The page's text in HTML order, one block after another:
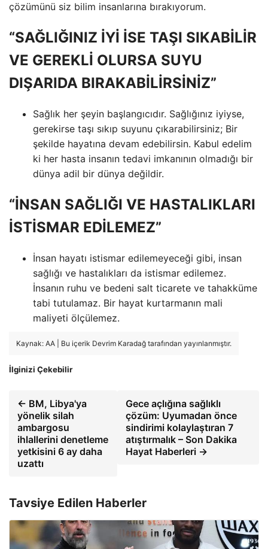
çözümünü siz bilim insanlarına bırakıyorum.
“SAĞLIĞINIZ İYİ İSE TAŞI SIKABİLİR
VE GEREKLİ OLURSA SUYU
DIŞARIDA BIRAKABİLİRSİNİZ”
Sağlık her şeyin başlangıcıdır. Sağlığınız iyiyse,
gerekirse taşı sıkıp suyunu çıkarabilirsiniz; Bir
şekilde hayatına devam edebilirsin. Kabul edelim
ki her hasta insanın tedavi imkanının olmadığı bir
dünya adil bir dünya değildir.
“İNSAN SAĞLIĞI VE HASTALIKLARI
İSTİSMAR EDİLEMEZ”
İnsan hayatı istismar edilemeyeceği gibi, insan
sağlığı ve hastalıkları da istismar edilemez.
İnsanın ruhu ve bedeni salt ticarete ve tahakküme
tabi tutulamaz. Bir hayat kurtarmanın mali
maliyeti ölçülemez.
Kaynak: AA | Bu içerik Devrim Karadağ tarafından yayınlanmıştır.
İlginizi Çekebilir
← BM, Libya'ya
yönelik silah
ambargosu
ihlallerini denetleme
yetkisini 6 ay daha
uzattı
Gece açlığına sağlıklı
çözüm: Uyumadan önce
sindirimi kolaylaştıran 7
atıştırmalık – Son Dakika
Hayat Haberleri →
Tavsiye Edilen Haberler